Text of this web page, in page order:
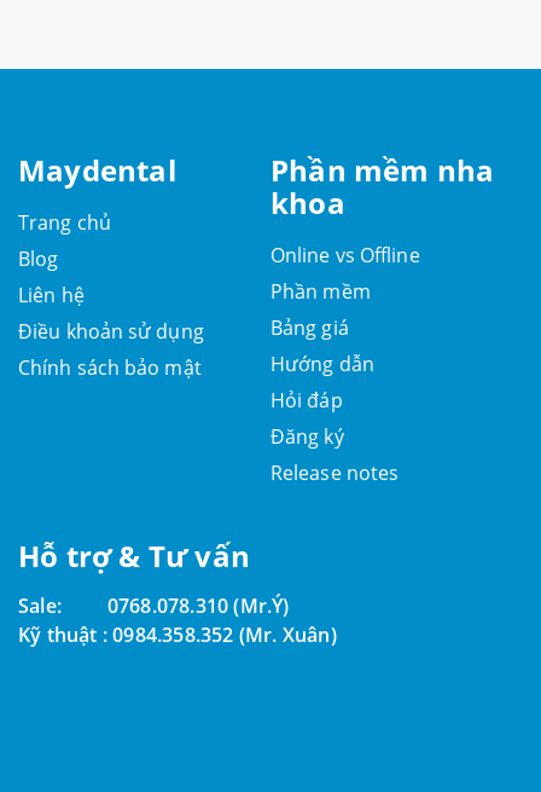
Maydental
Trang chủ
Blog
Liên hệ
Điều khoản sử dụng
Chính sách bảo mật
Phần mềm nha
khoa
Online vs Offline
Phần mềm
Bảng giá
Hướng dẫn
Hỏi đáp
Đăng ký
Release notes
Hỗ trợ & Tư vấn
Sale: 0768.078.310 (Mr.Ý)
Kỹ thuật :0984.358.352 (Mr. Xuân)